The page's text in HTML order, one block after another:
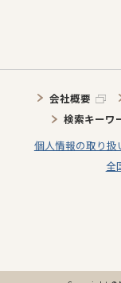
会社概要
検索キーワ
個人情報の取り扱
全